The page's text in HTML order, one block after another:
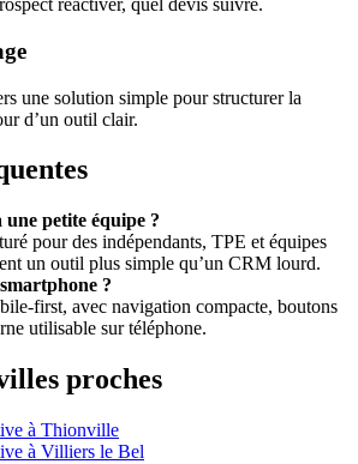
réactiver, quel devis suivre.
une solution simple pour structurer la
d’un outil clair.
petite équipe ?
pour des indépendants, TPE et équipes
un outil plus simple qu’un CRM lourd.
?
first, avec navigation compacte, boutons
utilisable sur téléphone.
proches
à Thionville
à Villiers le Bel